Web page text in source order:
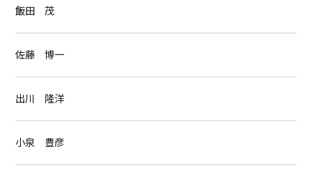
飯田 茂
佐藤 博一
出川 隆洋
小泉 豊彦